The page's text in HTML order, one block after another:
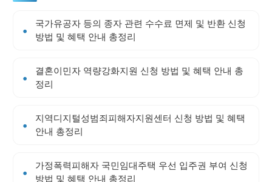
국가유공자 등의 종자 관련 수수료 면제 및 반환 신청
방법 및 혜택 안내 총정리
결혼이민자 역량강화지원 신청 방법 및 혜택 안내 총
정리
지역디지털성범죄피해자지원센터 신청 방법 및 혜택
안내 총정리
가정폭력피해자 국민임대주택 우선 입주권 부여 신청
방법 및 혜택 안내 총정리